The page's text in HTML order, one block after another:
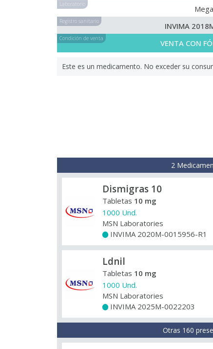
Laboratorio
Registro sanitario INVIMA
Condición de venta VENTA CON
Este es un medicamento. No exceder su
2
Dismigras 10
Tabletas 10 mg
1000 Und.
MSN Laboratories
INVIMA 2020M-0015956-R1
Ldnil
Tabletas 10 mg
1000 Und.
MSN Laboratories
INVIMA 2025M-0022203
Otras 160